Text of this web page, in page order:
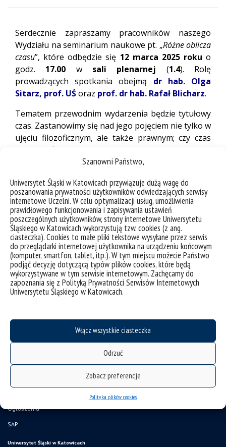
Szanowni Państwo,
Uniwersytet Śląski w Katowicach przywiązuje dużą wagę do
poszanowania prywatności użytkowników odwiedzających serwisy
internetowe Uczelni. W celu optymalizacji usług, umożliwienia
prawidłowego funkcjonowania i zapisywania ustawień
poszczególnych użytkowników, strony internetowe Uniwersytetu
Śląskiego w Katowicach wykorzystują tzw. cookies (z ang.
ciasteczka). Cookies to małe pliki tekstowe wysyłane przez serwis
do przeglądarki internetowej użytkownika na urządzeniu końcowym
(komputer, smartfon, tablet, itp.). W tym miejscu możecie Państwo
podjąć decyzję dotyczącą typów plików cookies, które będą
wykorzystywane w tym serwisie internetowym. Zachęcamy do
zapoznania się z Polityką Prywatności Serwisów Internetowych
Uniwersytetu Śląskiego w Katowicach.
Włącz wszystkie ciasteczka
Odrzuć
Zobacz preferencje
Polityka plików cookies
Serdecznie zapraszamy pracowników naszego
Wydziału na seminarium naukowe pt. „Różne oblicza
czasu”, które odbędzie się 12 marca 2025 roku o
godz. 17.00 w sali plenarnej (1.4). Rolę
prowadzących spotkania obejmą dr hab. Olga
Sitarz, prof. UŚoraz prof. dr hab. Rafał Blicharz.
Tematem przewodnim wydarzenia będzie tytułowy
czas. Zastanowimy się nad jego pojęciem nie tylko w
ujęciu filozoficznym, ale także prawnym; czy czas
może być dobrem prawnym? Czy prawo karne
może posługiwać się pojęciem „zabijać czas”? Na te
dyskusji prowadzonej w ramach seminarium.
deklaracja dostępności
mapa strony
Ogłoszenia
SAP
Uniwersytet Śląski w Katowicach